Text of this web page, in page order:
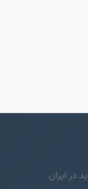
در ایران